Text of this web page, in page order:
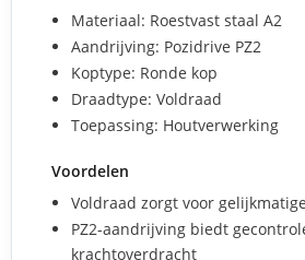
Materiaal: Roestvast staal A2
Aandrijving: Pozidrive PZ2
Koptype: Ronde kop
Draadtype: Voldraad
Toepassing: Houtverwerking
Voordelen
Voldraad zorgt voor
PZ2-aandrijving biedt
krachtoverdracht